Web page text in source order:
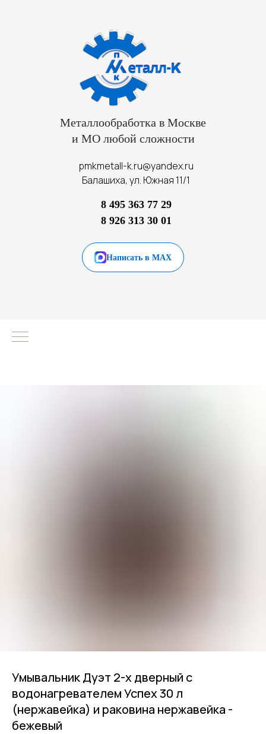
Металлообработка в Москве
и МО любой сложности
pmkmetall-k.ru@yandex.ru
Балашиха, ул. Южная 11/1
8 495 363 77 29
8 926 313 30 01
Написать в MAX
Умывальник Дуэт 2-х дверный c
водонагревателем Успех 30 л
(нержавейка) и раковина нержавейка -
бежевый